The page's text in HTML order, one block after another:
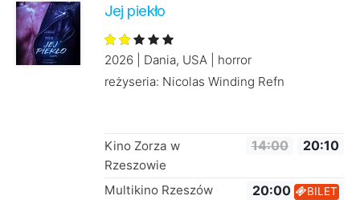
Jej piekło
2026 | Dania, USA | horror
reżyseria: Nicolas Winding Refn
Kino Zorza w
Rzeszowie
14:00 20:10
Multikino Rzeszów 20:00 BILET